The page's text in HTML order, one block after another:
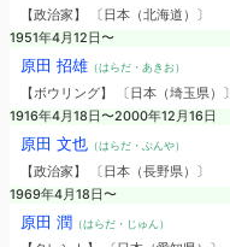
【政治家】 〔日本（北海道）〕
1951年4月12日〜
原田 招雄（はらだ・あきお）
【ボウリング】 〔日本（埼玉県）〕
1916年4月18日〜2000年12月16日
原田 文也（はらだ・ぶんや）
【政治家】 〔日本（長野県）〕
1969年4月18日〜
原田 潤 （はらだ・じゅん）